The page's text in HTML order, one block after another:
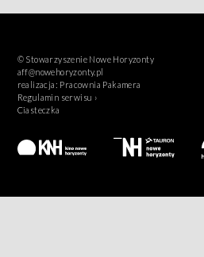
© Stowarzyszenie Nowe Horyzonty
aff@nowehoryzonty.pl
realizacja: Pracownia Pakamera
Regulamin serwisu ›
Ciasteczka